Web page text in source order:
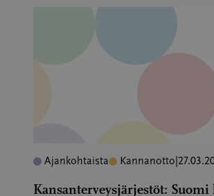
Ajankohtaista Kannanotto
Kansanterveysjärjestöt: Suomi